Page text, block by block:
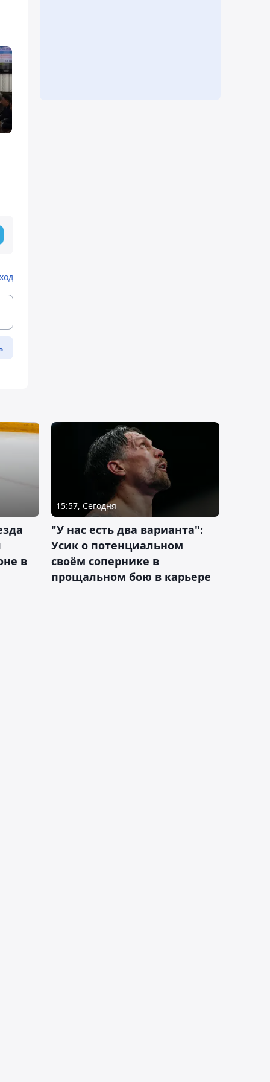
в
15:57, Сегодня
"У нас есть два варианта":
Усик о потенциальном
своём сопернике в
прощальном бою в карьере